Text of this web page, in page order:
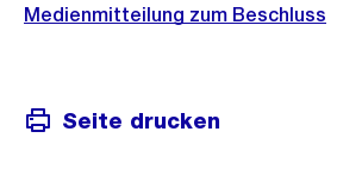
Medienmitteilung zum Beschluss
Seite drucken